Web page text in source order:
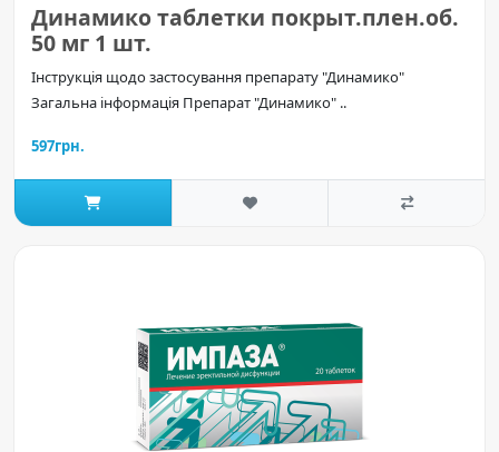
Динамико таблетки покрыт.плен.об.
50 мг 1 шт.
Інструкція щодо застосування препарату "Динамико"
Загальна інформація Препарат "Динамико" ..
597грн.